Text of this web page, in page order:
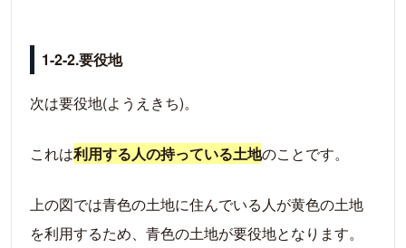
1-2-2.要役地
次は要役地(ようえきち)。
これは利用する人の持っている土地のことです。
上の図では青色の土地に住んでいる人が黄色の土地
を利用するため、青色の土地が要役地となります。